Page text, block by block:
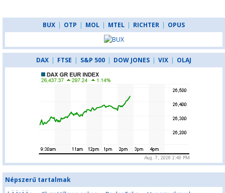
BUX | OTP | MOL | MTEL | RICHTER | OPUS
DAX | FTSE | S&P 500 | DOW JONES | VIX | OLAJ
Népszerű tartalmak